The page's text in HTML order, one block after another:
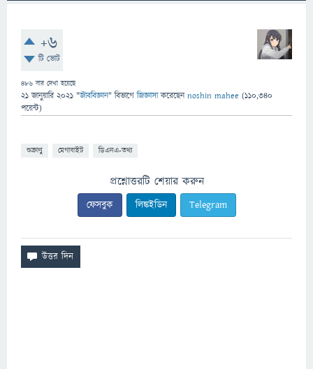
+6
টি ভোট
486 বার দেখা হয়েছে
21 জানুয়ারি 2021 "জীববিজ্ঞান" বিভাগে জিজ্ঞাসাকরেছেনnoshin mahee (110,340
পয়েন্ট)
শুক্রাণু মেগাবাইট ডিএনএ-তথ্য
প্রশ্নোত্তরটি শেয়ার করুন
ফেসবুক লিঙ্কইডিন Telegram